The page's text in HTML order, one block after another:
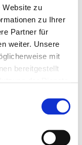
Website zu
zu Ihrer
Partner für
weiter. Unsere
mit
bereitgestellt
Erläuterung